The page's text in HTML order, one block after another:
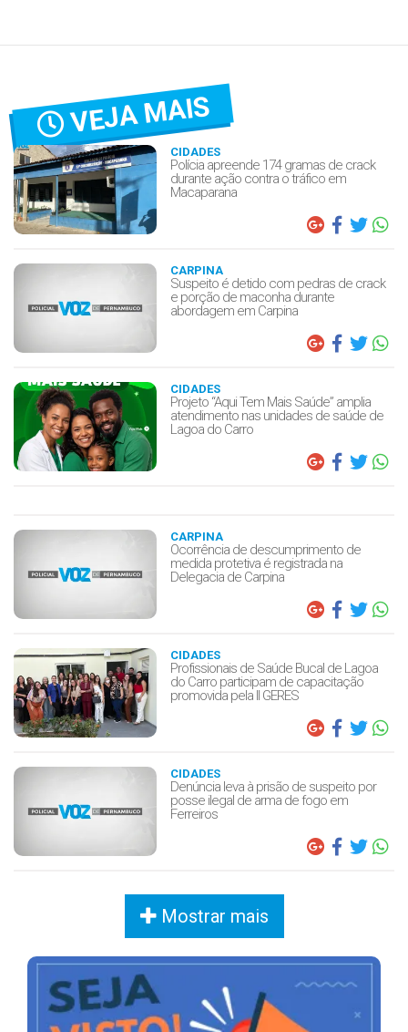
VEJA MAIS
CIDADES
Polícia apreende 174 gramas de crack
durante ação contra o tráfico em
Macaparana
CARPINA
Suspeito é detido com pedras de crack
e porção de maconha durante
abordagem em Carpina
CIDADES
Projeto “Aqui Tem Mais Saúde” amplia
atendimento nas unidades de saúde de
Lagoa do Carro
CARPINA
Ocorrência de descumprimento de
medida protetiva é registrada na
Delegacia de Carpina
CIDADES
Profissionais de Saúde Bucal de Lagoa
do Carro participam de capacitação
promovida pela II GERES
CIDADES
Denúncia leva à prisão de suspeito por
posse ilegal de arma de fogo em
Ferreiros
Mostrar mais